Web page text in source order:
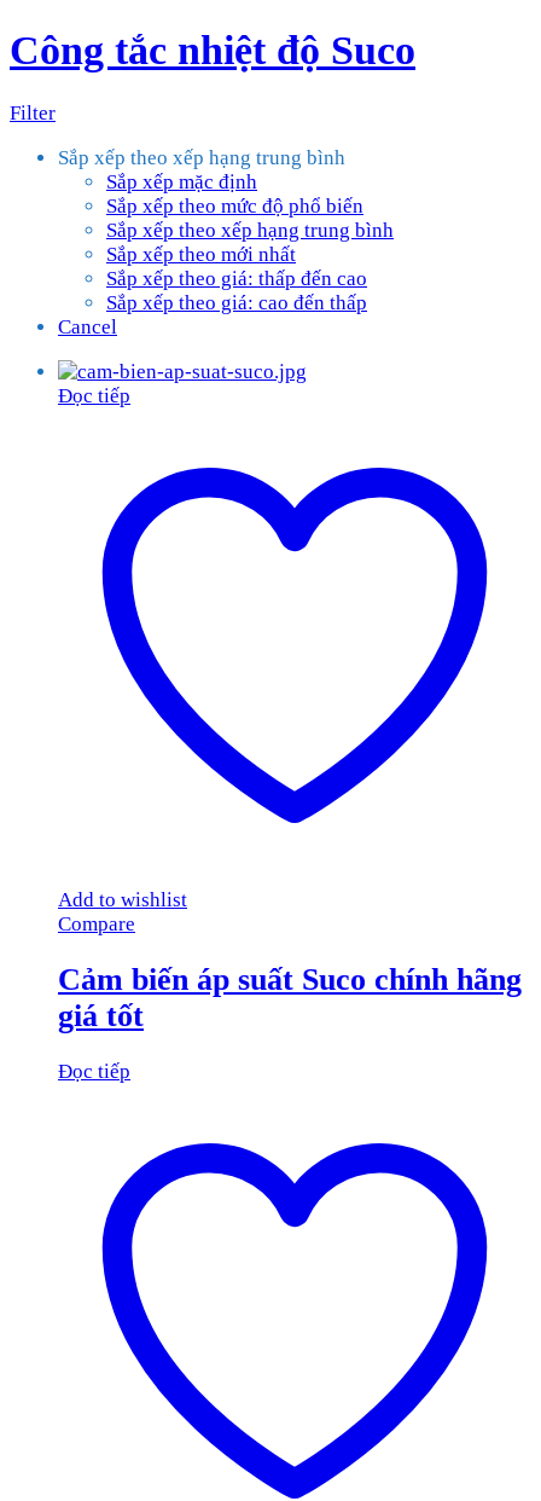
Công tắc nhiệt độ Suco
Filter
Sắp xếp theo xếp hạng trung bình
Sắp xếp mặc định
Sắp xếp theo mức độ phổ biến
Sắp xếp theo xếp hạng trung bình
Sắp xếp theo mới nhất
Sắp xếp theo giá: thấp đến cao
Sắp xếp theo giá: cao đến thấp
Cancel
Đọc tiếp
Add to wishlist
Compare
Cảm biến áp suất Suco chính hãng
giá tốt
Đọc tiếp